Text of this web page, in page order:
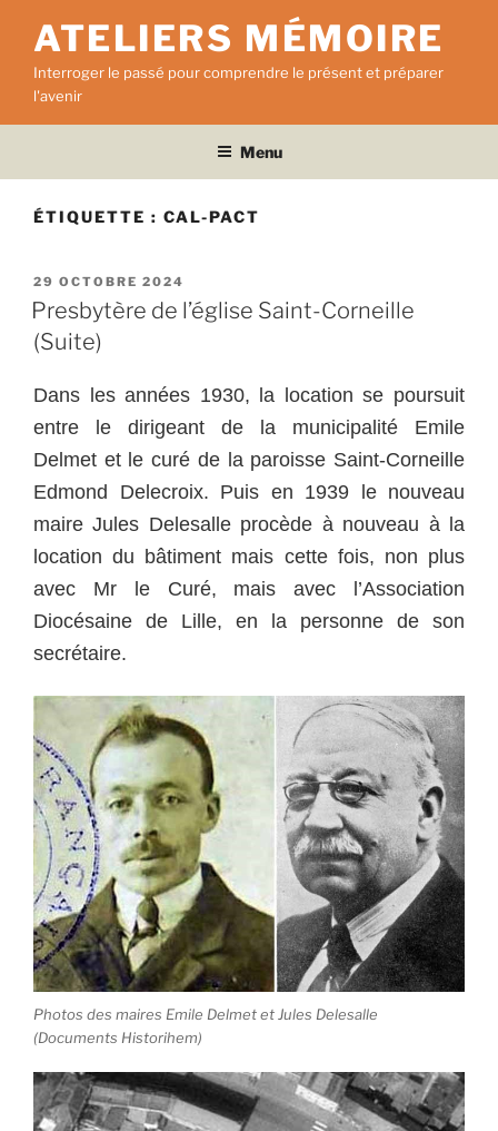
contenu
principal
ATELIERS MÉMOIRE
Interroger le passé pour comprendre le présent et préparer
l'avenir
Menu
ÉTIQUETTE : CAL-PACT
PUBLIÉ
LE
29 OCTOBRE 2024
Presbytère de l’église Saint-Corneille
(Suite)
Dans les années 1930, la location se poursuit
entre le dirigeant de la municipalité Emile
Delmet et le curé de la paroisse Saint-Corneille
Edmond Delecroix. Puis en 1939 le nouveau
maire Jules Delesalle procède à nouveau à la
location du bâtiment mais cette fois, non plus
avec Mr le Curé, mais avec l’Association
Diocésaine de Lille, en la personne de son
secrétaire.
Photos des maires Emile Delmet et Jules Delesalle
(Documents Historihem)